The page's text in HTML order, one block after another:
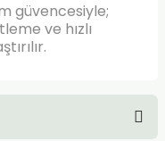
güvencesiyle;
ve hızlı